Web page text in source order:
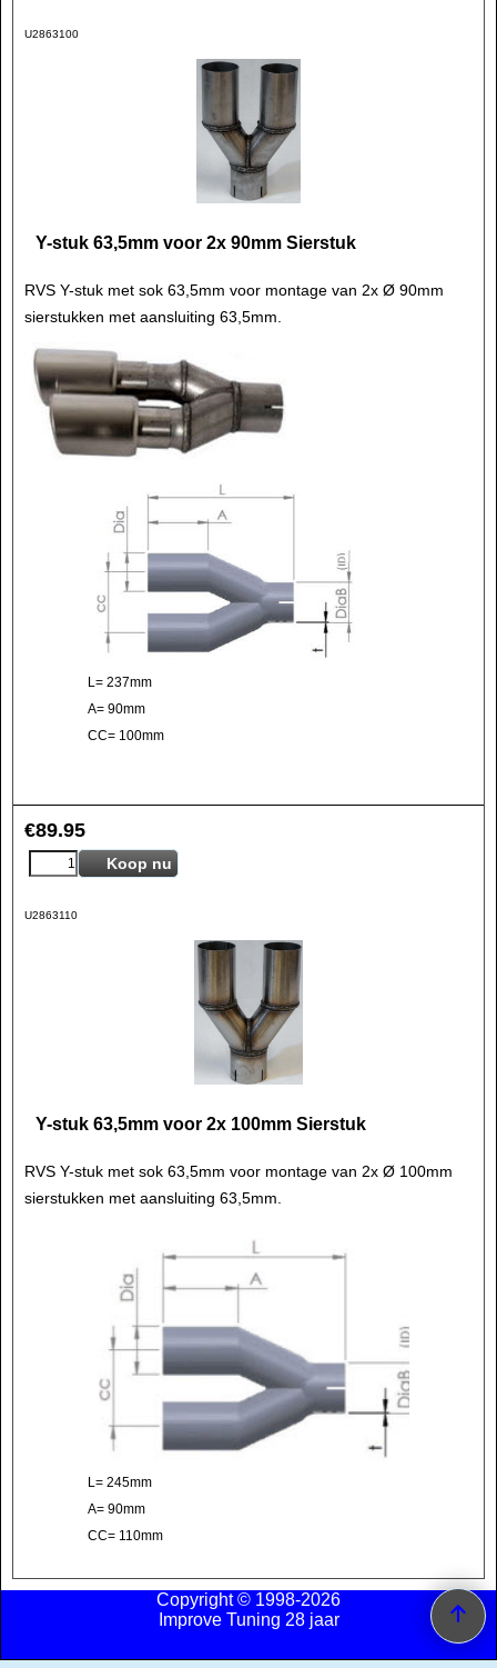
U2863100
Y-stuk 63,5mm voor 2x 90mm Sierstuk
RVS Y-stuk met sok 63,5mm voor montage van 2x Ø 90mm
sierstukken met aansluiting 63,5mm.
L= 237mm
A= 90mm
CC= 100mm
€89.95
Koop nu
U2863110
Y-stuk 63,5mm voor 2x 100mm Sierstuk
RVS Y-stuk met sok 63,5mm voor montage van 2x Ø 100mm
sierstukken met aansluiting 63,5mm.
L= 245mm
A= 90mm
CC= 110mm
Copyright © 1998-2026
Improve Tuning 28 jaar